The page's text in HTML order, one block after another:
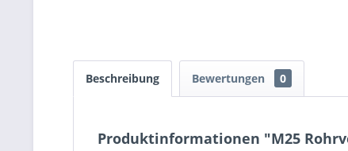
Beschreibung Bewertungen 0
Produktinformationen "M25